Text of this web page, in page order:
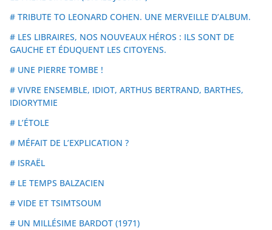
# TRIBUTE TO LEONARD COHEN. UNE MERVEILLE D’ALBUM.
# LES LIBRAIRES, NOS NOUVEAUX HÉROS : ILS SONT DE
GAUCHE ET ÉDUQUENT LES CITOYENS.
# UNE PIERRE TOMBE !
# VIVRE ENSEMBLE, IDIOT, ARTHUS BERTRAND, BARTHES,
IDIORYTMIE
# L’ÉTOLE
# MÉFAIT DE L’EXPLICATION ?
# ISRAËL
# LE TEMPS BALZACIEN
# VIDE ET TSIMTSOUM
# UN MILLÉSIME BARDOT (1971)